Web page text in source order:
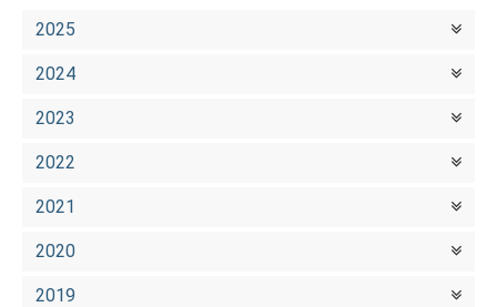
2025
2024
2023
2022
2021
2020
2019